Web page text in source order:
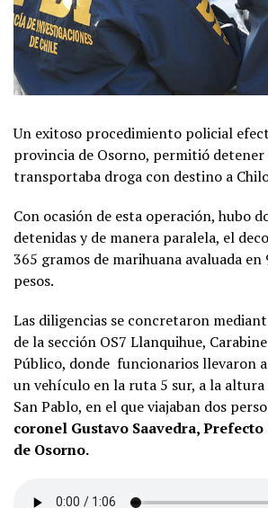
Un exitoso procedimiento policial
provincia de Osorno, permitió detener
transportaba droga con destino a
Con ocasión de esta operación, hubo
detenidas y de manera paralela, el
365 gramos de marihuana avaluada
pesos.
Las diligencias se concretaron
de la sección OS7 Llanquihue,
Público, donde funcionarios llevaron
un vehículo en la ruta 5 sur, a la altura
San Pablo, en el que viajaban dos
coronel Gustavo Saavedra,
de Osorno.